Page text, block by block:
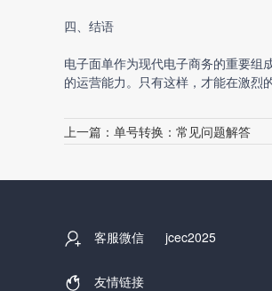
四、结语
电子面单作为现代电子商务的重要组
的运营能力。只有这样，才能在激烈
上一篇： 单号转换：常见问题解答
客服微信 jcec2025
友情链接